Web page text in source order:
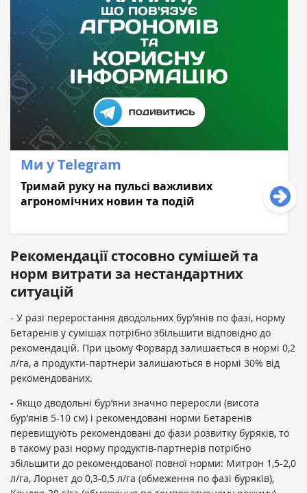
Ми у Telegram
Тримай руку на пульсі важливих
агрономічних новин та подій
Рекомендації стосовно сумішей та
норм витрати за нестандартних
ситуацій
- У разі переростання дводольних бур’янів по фазі, норму
Бетаренів у сумішах потрібно збільшити відповідно до
рекомендацій. При цьому Форвард залишається в нормі 0,2
л/га, а продукти-партнери залишаються в нормі 30% від
рекомендованих.
- Якщо дводольні бур’яни значно переросли (висота
бур’янів 5-10 см) і рекомендовані норми Бетаренів
перевищують рекомендовані до фази розвитку буряків, то
в такому разі норму продуктів-партнерів потрібно
збільшити до рекомендованої повної норми: Митрон 1,5-2,0
л/га, Лорнет до 0,3-0,5 л/га (обмеження по фазі буряків),